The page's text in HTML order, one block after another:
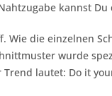
kannst
die einzelnen
wurde
Trend lautet: Do it